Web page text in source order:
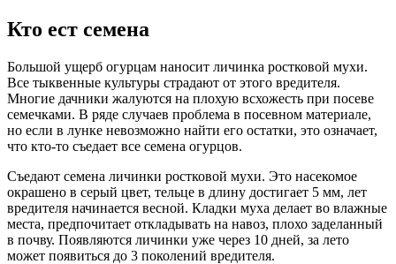
Кто ест семена
Большой ущерб огурцам наносит личинка ростковой мухи.
Все тыквенные культуры страдают от этого вредителя.
Многие дачники жалуются на плохую всхожесть при посеве
семечками. В ряде случаев проблема в посевном материале,
но если в лунке невозможно найти его остатки, это означает,
что кто-то съедает все семена огурцов.
Съедают семена личинки ростковой мухи. Это насекомое
окрашено в серый цвет, тельце в длину достигает 5 мм, лет
вредителя начинается весной. Кладки муха делает во влажные
места, предпочитает откладывать на навоз, плохо заделанный
в почву. Появляются личинки уже через 10 дней, за лето
может появиться до 3 поколений вредителя.